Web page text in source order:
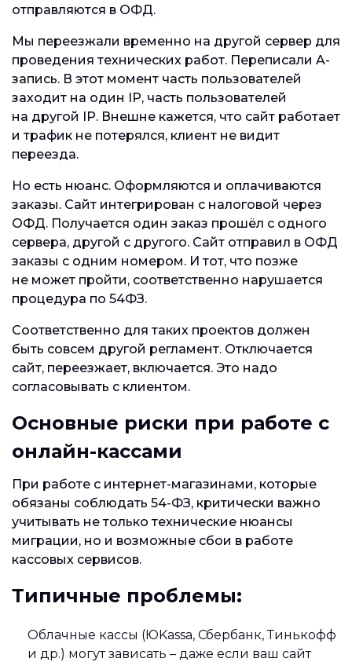
отправляются в ОФД.
Мы переезжали временно на другой сервер для
проведения технических работ. Переписали A-
запись. В этот момент часть пользователей
заходит на один IP, часть пользователей
на другой IP. Внешне кажется, что сайт работает
и трафик не потерялся, клиент не видит
переезда.
Но есть нюанс. Оформляются и оплачиваются
заказы. Сайт интегрирован с налоговой через
ОФД. Получается один заказ прошёл с одного
сервера, другой с другого. Сайт отправил в ОФД
заказы с одним номером. И тот, что позже
не может пройти, соответственно нарушается
процедура по 54ФЗ.
Соответственно для таких проектов должен
быть совсем другой регламент. Отключается
сайт, переезжает, включается. Это надо
согласовывать с клиентом.
Основные риски при работе с
онлайн-кассами
При работе с интернет-магазинами, которые
обязаны соблюдать 54-ФЗ, критически важно
учитывать не только технические нюансы
миграции, но и возможные сбои в работе
кассовых сервисов.
Типичные проблемы:
Облачные кассы (ЮKassa, Сбербанк, Тинькофф
и др.) могут зависать – даже если ваш сайт